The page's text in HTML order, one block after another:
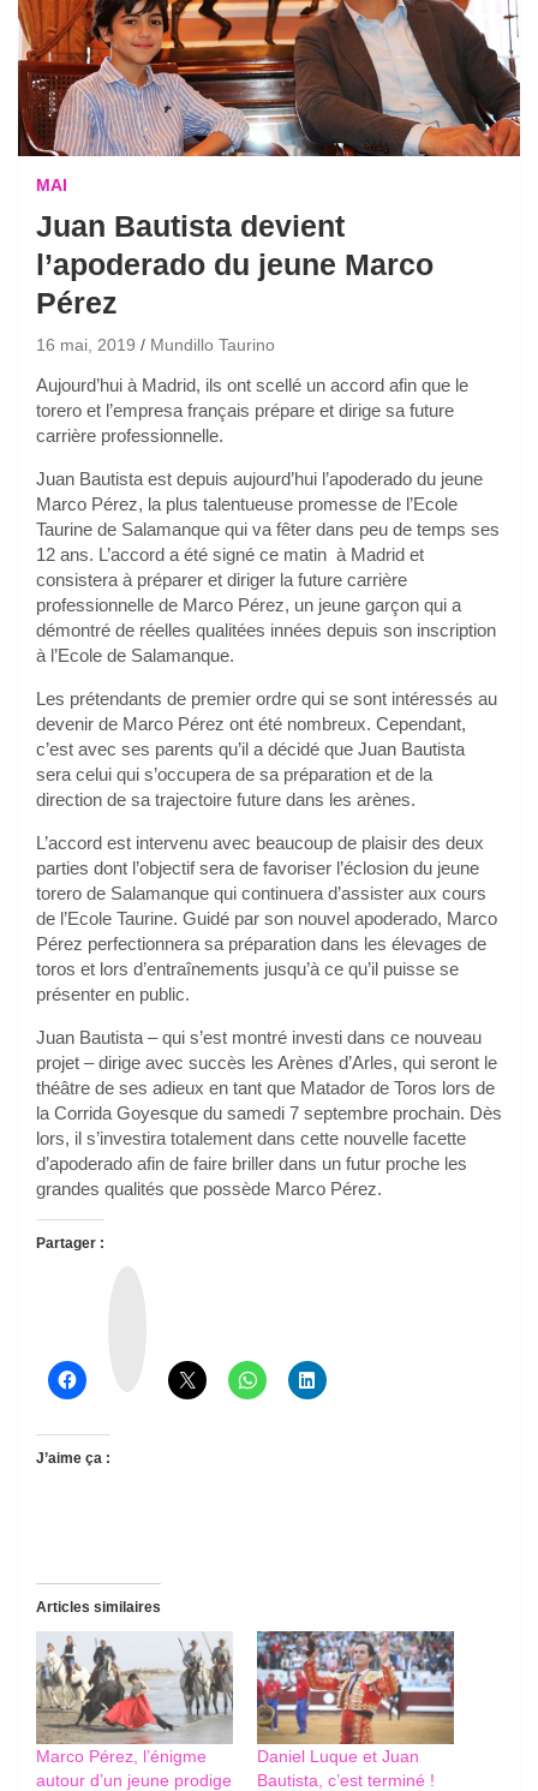
MAI
Juan Bautista devient
l’apoderado du jeune Marco
Pérez
16 mai, 2019 Mundillo Taurino
Aujourd’hui à Madrid, ils ont scellé un accord afin que le
torero et l’empresa français prépare et dirige sa future
carrière professionnelle.
Juan Bautista est depuis aujourd’hui l’apoderado du jeune
Marco Pérez, la plus talentueuse promesse de l’Ecole
Taurine de Salamanque qui va fêter dans peu de temps ses
12 ans. L’accord a été signé ce matin à Madrid et
consistera à préparer et diriger la future carrière
professionnelle de Marco Pérez, un jeune garçon qui a
démontré de réelles qualitées innées depuis son inscription
à l’Ecole de Salamanque.
Les prétendants de premier ordre qui se sont intéressés au
devenir de Marco Pérez ont été nombreux. Cependant,
c’est avec ses parents qu’il a décidé que Juan Bautista
sera celui qui s’occupera de sa préparation et de la
direction de sa trajectoire future dans les arènes.
L’accord est intervenu avec beaucoup de plaisir des deux
parties dont l’objectif sera de favoriser l’éclosion du jeune
torero de Salamanque qui continuera d’assister aux cours
de l’Ecole Taurine. Guidé par son nouvel apoderado, Marco
Pérez perfectionnera sa préparation dans les élevages de
toros et lors d’entraînements jusqu’à ce qu’il puisse se
présenter en public.
Juan Bautista – qui s’est montré investi dans ce nouveau
projet – dirige avec succès les Arènes d’Arles, qui seront le
théâtre de ses adieux en tant que Matador de Toros lors de
la Corrida Goyesque du samedi 7 septembre prochain. Dès
lors, il s’investira totalement dans cette nouvelle facette
d’apoderado afin de faire briller dans un futur proche les
grandes qualités que possède Marco Pérez.
Partager :
J’aime ça :
Articles similaires
Marco Pérez, l’énigme
autour d’un jeune prodige
Daniel Luque et Juan
Bautista, c’est terminé !